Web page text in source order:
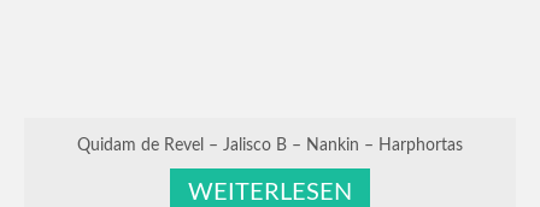
Quidam de Revel – Jalisco B – Nankin – Harphortas
WEITERLESEN